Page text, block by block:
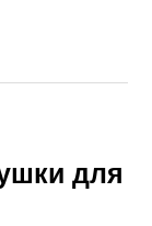
для